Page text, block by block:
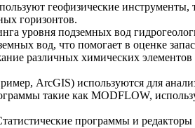
геофизические
горизонтов.
уровня подземных вод
вод, что помогает в оценке
различных химических
ArcGIS) используются для
такие как MODFLOW,
программы и